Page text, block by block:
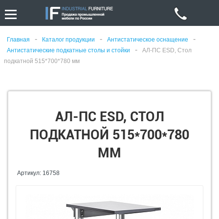
Главная - Каталог продукции - Антистатическое оснащение -
Антистатические подкатные столы и стойки -
АЛ-ПС ESD, Стол
подкатной 515*700*780 мм
АЛ-ПС ESD, СТОЛ
ПОДКАТНОЙ 515*700*780
ММ
Артикул: 16758